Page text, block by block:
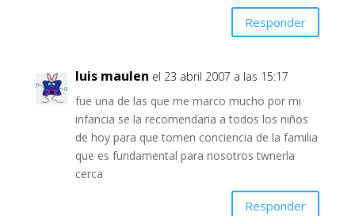
Responder
luis maulen el 23 abril 2007 a las 15:17
fue una de las que me marco mucho por mi
infancia se la recomendaria a todos los niños
de hoy para que tomen conciencia de la familia
que es fundamental para nosotros twnerla
cerca
Responder